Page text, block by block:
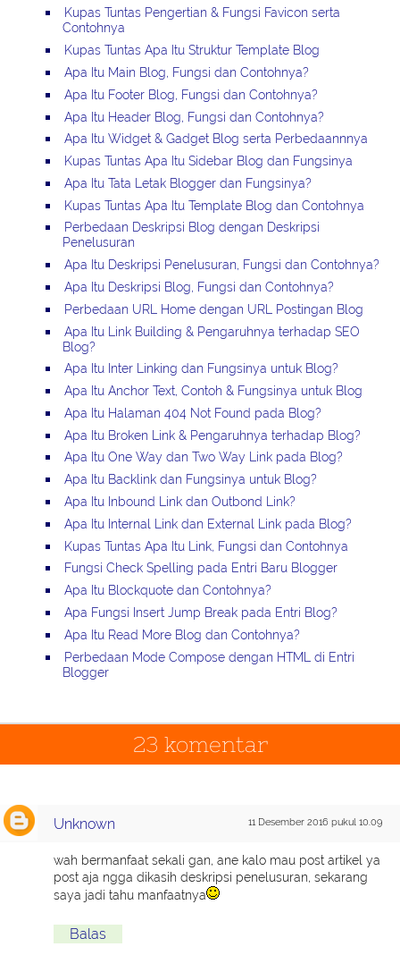
Kupas Tuntas Pengertian & Fungsi Favicon serta
Contohnya
Kupas Tuntas Apa Itu Struktur Template Blog
Apa Itu Main Blog, Fungsi dan Contohnya?
Apa Itu Footer Blog, Fungsi dan Contohnya?
Apa Itu Header Blog, Fungsi dan Contohnya?
Apa Itu Widget & Gadget Blog serta Perbedaannnya
Kupas Tuntas Apa Itu Sidebar Blog dan Fungsinya
Apa Itu Tata Letak Blogger dan Fungsinya?
Kupas Tuntas Apa Itu Template Blog dan Contohnya
Perbedaan Deskripsi Blog dengan Deskripsi
Penelusuran
Apa Itu Deskripsi Penelusuran, Fungsi dan Contohnya?
Apa Itu Deskripsi Blog, Fungsi dan Contohnya?
Perbedaan URL Home dengan URL Postingan Blog
Apa Itu Link Building & Pengaruhnya terhadap SEO
Blog?
Apa Itu Inter Linking dan Fungsinya untuk Blog?
Apa Itu Anchor Text, Contoh & Fungsinya untuk Blog
Apa Itu Halaman 404 Not Found pada Blog?
Apa Itu Broken Link & Pengaruhnya terhadap Blog?
Apa Itu One Way dan Two Way Link pada Blog?
Apa Itu Backlink dan Fungsinya untuk Blog?
Apa Itu Inbound Link dan Outbond Link?
Apa Itu Internal Link dan External Link pada Blog?
Kupas Tuntas Apa Itu Link, Fungsi dan Contohnya
Fungsi Check Spelling pada Entri Baru Blogger
Apa Itu Blockquote dan Contohnya?
Apa Fungsi Insert Jump Break pada Entri Blog?
Apa Itu Read More Blog dan Contohnya?
Perbedaan Mode Compose dengan HTML di Entri
Blogger
23 komentar
Unknown 11 Desember 2016 pukul 10.09
wah bermanfaat sekali gan, ane kalo mau post artikel ya
post aja ngga dikasih deskripsi penelusuran, sekarang
saya jadi tahu manfaatnya
Balas